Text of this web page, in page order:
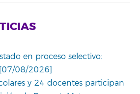
en proceso selectivo:
08/2026]
y 24 docentes participan